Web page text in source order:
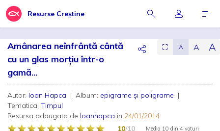
Resurse Creștine
Amânarea neînfrântă cântă
cu un glas morțiu într-o
gamă...
⛶ A A A
Autor: Ioan Hapca | Album: epigrame și poligrame |
Tematica: Timpul
Resursa adaugata de Ioanhapca in 24/01/2014
10/10 Media 10 din 4 voturi